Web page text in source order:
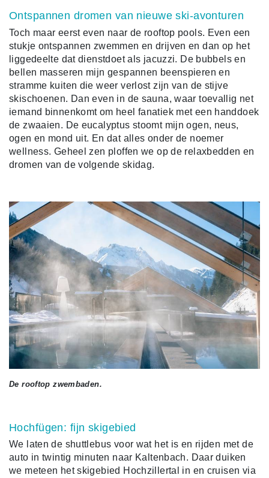
Ontspannen dromen van nieuwe ski-avonturen
Toch maar eerst even naar de rooftop pools. Even een
stukje ontspannen zwemmen en drijven en dan op het
liggedeelte dat dienstdoet als jacuzzi. De bubbels en
bellen masseren mijn gespannen beenspieren en
stramme kuiten die weer verlost zijn van de stijve
skischoenen. Dan even in de sauna, waar toevallig net
iemand binnenkomt om heel fanatiek met een handdoek
de zwaaien. De eucalyptus stoomt mijn ogen, neus,
ogen en mond uit. En dat alles onder de noemer
wellness. Geheel zen ploffen we op de relaxbedden en
dromen van de volgende skidag.
De rooftop zwembaden.
Hochfügen: fijn skigebied
We laten de shuttlebus voor wat het is en rijden met de
auto in twintig minuten naar Kaltenbach. Daar duiken
we meteen het skigebied Hochzillertal in en cruisen via